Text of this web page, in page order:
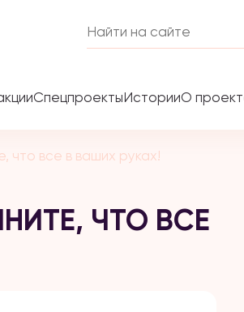
СпецпроектыИсторииО
все в ваших руках!
ЧТО ВСЕ